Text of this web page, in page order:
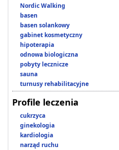
Nordic Walking
basen
basen solankowy
gabinet kosmetyczny
hipoterapia
odnowa biologiczna
pobyty lecznicze
sauna
turnusy rehabilitacyjne
Profile leczenia
cukrzyca
ginekologia
kardiologia
narząd ruchu